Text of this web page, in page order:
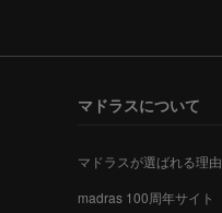
マドラスについて
マドラスが選ばれる理由
madras 100周年サイト